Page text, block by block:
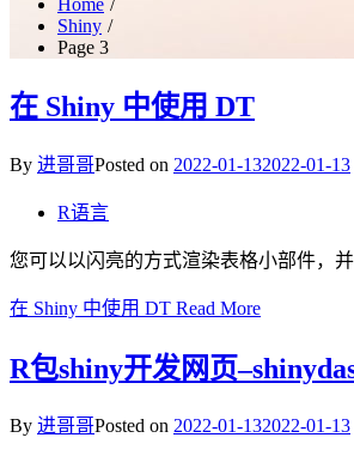
Shiny
Page 3
在 Shiny 中使用 DT
By 进哥哥Posted on 2022-01-132022-01-13
R语言
您可以以闪亮的方式渲染表格小部件，
在 Shiny 中使用 DT Read More
R包shiny开发网页
By 进哥哥Posted on 2022-01-132022-01-13